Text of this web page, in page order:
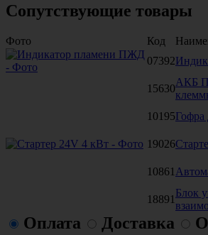
Сопутствующие товары
Фото Код
07392
15630
АКБ
10195Гофра
19026
10861
18891
Блок
Оплата Доставка